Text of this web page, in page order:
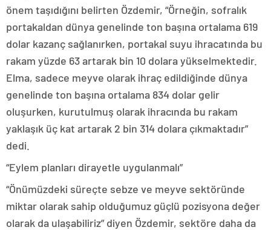
önem taşıdığını belirten Özdemir, “Örneğin, sofralık
portakaldan dünya genelinde ton başına ortalama 619
dolar kazanç sağlanırken, portakal suyu ihracatında bu
rakam yüzde 63 artarak bin 10 dolara yükselmektedir.
Elma, sadece meyve olarak ihraç edildiğinde dünya
genelinde ton başına ortalama 834 dolar gelir
oluşurken, kurutulmuş olarak ihracında bu rakam
yaklaşık üç kat artarak 2 bin 314 dolara çıkmaktadır”
dedi.
“Eylem planları dirayetle uygulanmalı”
“Önümüzdeki süreçte sebze ve meyve sektöründe
miktar olarak sahip olduğumuz güçlü pozisyona değer
olarak da ulaşabiliriz” diyen Özdemir, sektöre daha da